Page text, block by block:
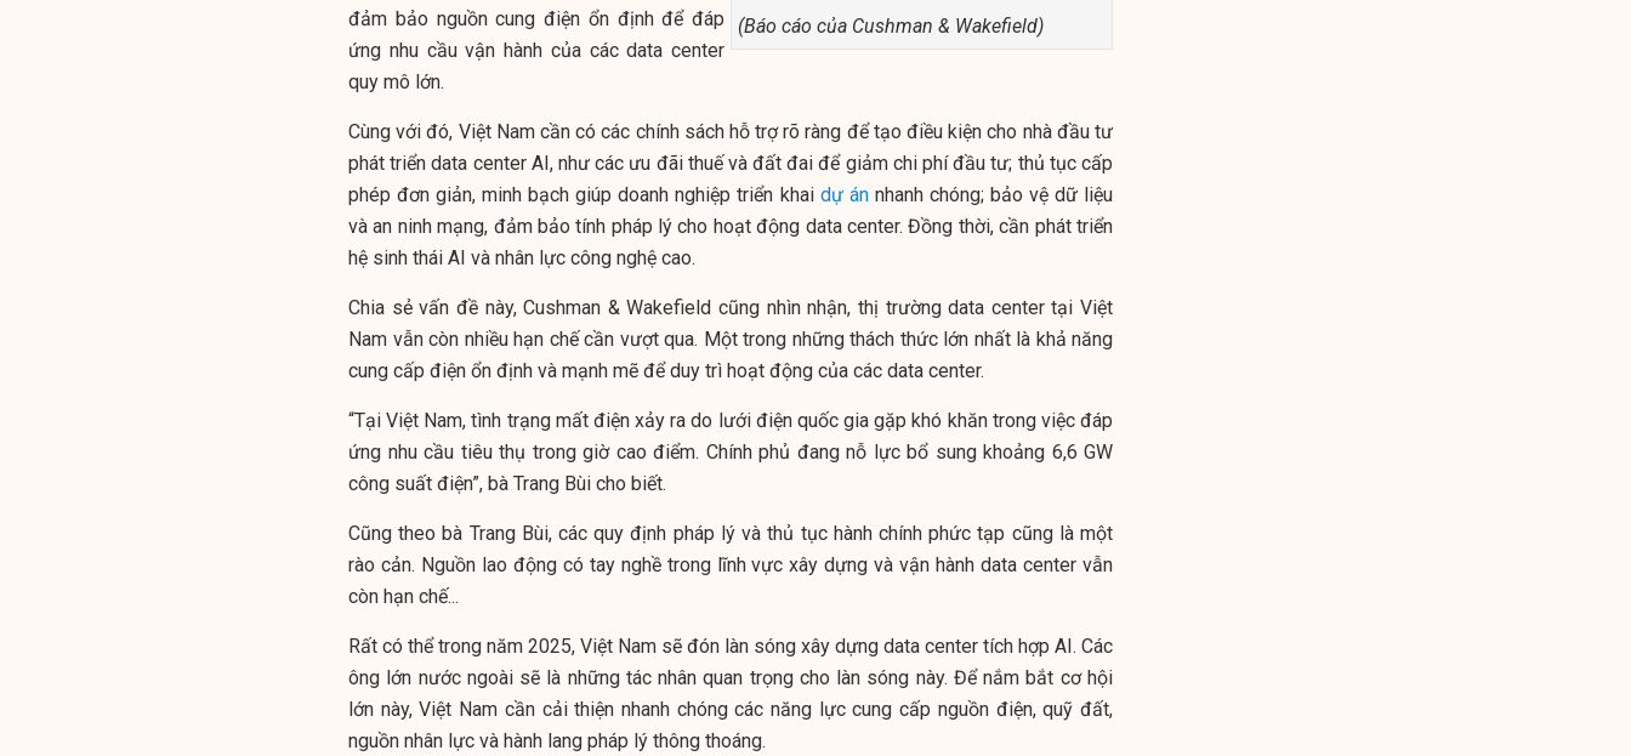
(Báo cáo của Cushman & Wakefield)
đảm bảo nguồn cung điện ổn định để đáp
ứng nhu cầu vận hành của các data center
quy mô lớn.
Cùng với đó, Việt Nam cần có các chính sách hỗ trợ rõ ràng để tạo điều kiện cho nhà đầu tư
phát triển data center AI, như các ưu đãi thuế và đất đai để giảm chi phí đầu tư; thủ tục cấp
phép đơn giản, minh bạch giúp doanh nghiệp triển khai dự ánnhanh chóng; bảo vệ dữ liệu
và an ninh mạng, đảm bảo tính pháp lý cho hoạt động data center. Đồng thời, cần phát triển
hệ sinh thái AI và nhân lực công nghệ cao.
Chia sẻ vấn đề này, Cushman & Wakefield cũng nhìn nhận, thị trường data center tại Việt
Nam vẫn còn nhiều hạn chế cần vượt qua. Một trong những thách thức lớn nhất là khả năng
cung cấp điện ổn định và mạnh mẽ để duy trì hoạt động của các data center.
“Tại Việt Nam, tình trạng mất điện xảy ra do lưới điện quốc gia gặp khó khăn trong việc đáp
ứng nhu cầu tiêu thụ trong giờ cao điểm. Chính phủ đang nỗ lực bổ sung khoảng 6,6 GW
công suất điện”, bà Trang Bùi cho biết.
Cũng theo bà Trang Bùi, các quy định pháp lý và thủ tục hành chính phức tạp cũng là một
rào cản. Nguồn lao động có tay nghề trong lĩnh vực xây dựng và vận hành data center vẫn
còn hạn chế...
Rất có thể trong năm 2025, Việt Nam sẽ đón làn sóng xây dựng data center tích hợp AI. Các
ông lớn nước ngoài sẽ là những tác nhân quan trọng cho làn sóng này. Để nắm bắt cơ hội
lớn này, Việt Nam cần cải thiện nhanh chóng các năng lực cung cấp nguồn điện, quỹ đất,
nguồn nhân lực và hành lang pháp lý thông thoáng.